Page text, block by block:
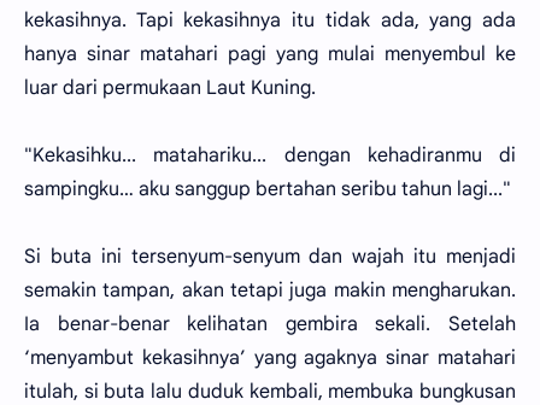
kekasihnya. Tapi kekasihnya itu tidak ada, yang ada
hanya sinar matahari pagi yang mulai menyembul ke
luar dari permukaan Laut Kuning.
"Kekasihku... matahariku... dengan kehadiranmu di
sampingku… aku sanggup bertahan seribu tahun lagi..."
Si buta ini tersenyum-senyum dan wajah itu menjadi
semakin tampan, akan tetapi juga makin mengharukan.
Ia benar-benar kelihatan gembira sekali. Setelah
‘menyambut kekasihnya’ yang agaknya sinar matahari
itulah, si buta lalu duduk kembali, membuka bungkusan